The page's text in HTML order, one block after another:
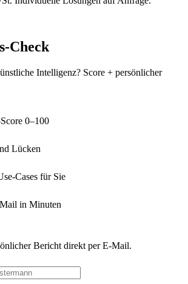
Check
Intelligenz? Score + persönlicher
0–100
Lücken
Cases für Sie
in Minuten
Bericht direkt per E-Mail.